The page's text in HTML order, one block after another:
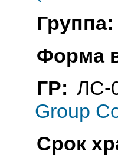
Группа:
Форма
ГР: ЛС-
Group
Срок